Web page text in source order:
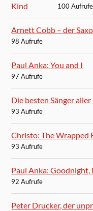
100 Aufrufe
Arnett Cobb – der
98 Aufrufe
Paul Anka: You and I
97 Aufrufe
Die besten Sänger
93 Aufrufe
Christo: The Wrapped
93 Aufrufe
Paul Anka: Goodnight,
92 Aufrufe
Peter Drucker, der